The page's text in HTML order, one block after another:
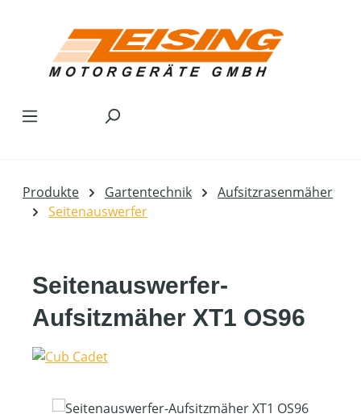
Produkte Gartentechnik
Aufsitzrasenmäher
Seitenauswerfer
Seitenauswerfer-
Aufsitzmäher XT1 OS96
Bildergalerie überspringen